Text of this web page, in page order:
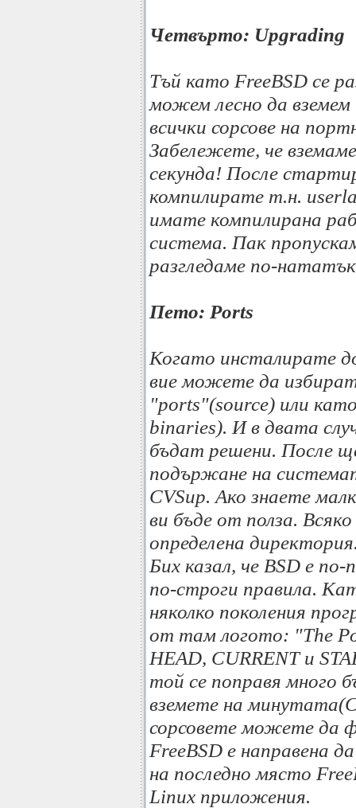
Четвърто: Upgrading
Тъй като FreeBSD се
можем лесно да
всички сорсове на
Забележете, че
секунда! После
компилирате т.н.
имате компилирана
система. Пак
разгледаме по-
Пето: Ports
Когато инсталирате
вие можете да
"ports"(source) или
binaries). И в двата
бъдат решени. После
подържане на
CVSup. Ако знаете
ви бъде от полза.
определена
Бих казал, че BSD е
по-строги правила.
няколко поколения
от там логото: "The
HEAD, CURRENT и
той се поправя много
вземете на
сорсовете можете да
FreeBSD e направена
на последно място
Linux приложения.